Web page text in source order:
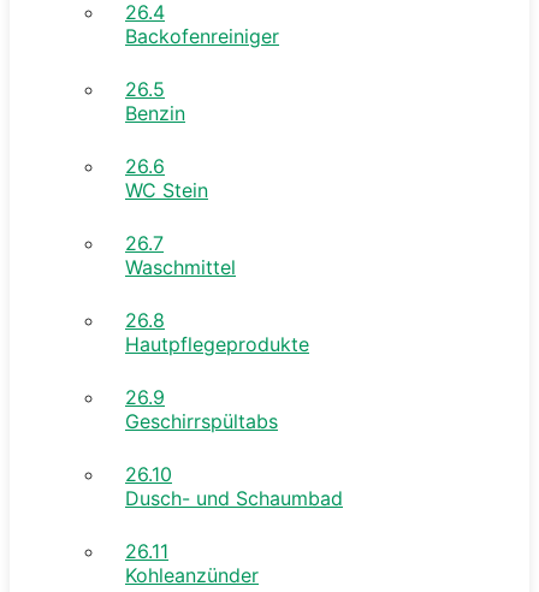
26.4
Backofenreiniger
26.5
Benzin
26.6
WC Stein
26.7
Waschmittel
26.8
Hautpflegeprodukte
26.9
Geschirrspültabs
26.10
Dusch- und Schaumbad
26.11
Kohleanzünder